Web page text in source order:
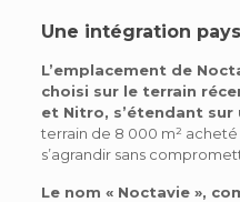
Une intégration
L’emplacement de
choisi sur le terrain
et Nitro, s’étendant sur
terrain de 8 000 m²
s’agrandir sans
Le nom « Noctavie »,